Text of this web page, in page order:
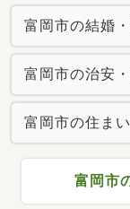
富岡市の結婚
富岡市の治安
富岡市の住ま
富岡市